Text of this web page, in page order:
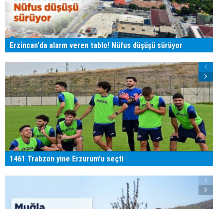
Erzincan'da alarm veren tablo! Nüfus düşüşü sürüyor
1461 Trabzon yine Erzurum'u seçti